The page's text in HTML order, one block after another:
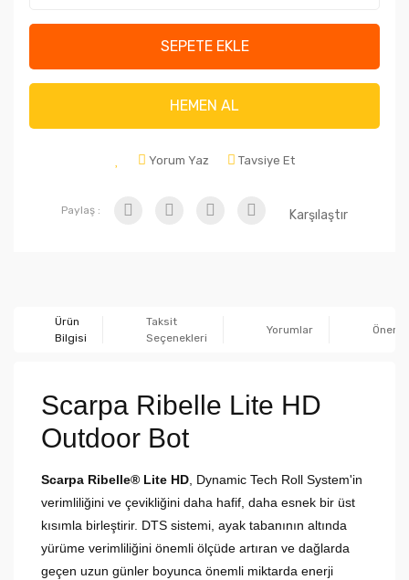
SEPETE EKLE
HEMEN AL
Yorum Yaz Tavsiye Et
Paylaş : Karşılaştır
Ürün
Bilgisi
Taksit
Seçenekleri
Yorumlar
Scarpa Ribelle Lite HD
Outdoor Bot
Scarpa Ribelle® Lite HD , Dynamic Tech Roll System'in
verimliliğini ve çevikliğini daha hafif, daha esnek bir üst
kısımla birleştirir. DTS sistemi, ayak tabanının altında
yürüme verimliliğini önemli ölçüde artıran ve dağlarda
geçen uzun günler boyunca önemli miktarda enerji